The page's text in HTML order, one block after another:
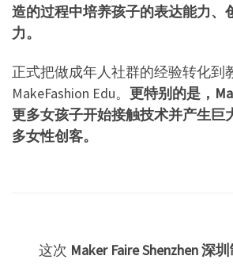
造的过程中培养孩子的表达能力、
力。
正式把做成年人社群的经验转化到
MakeFashion Edu。 更特别的是，
更多女孩子开始接触技术并产生巨
多女性创客。
这次 Maker Faire Shenzhen 深